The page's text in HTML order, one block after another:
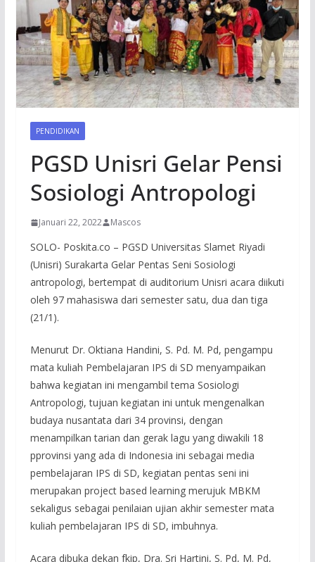
PENDIDIKAN
PGSD Unisri Gelar Pensi
Sosiologi Antropologi
Januari 22, 2022 Mascos
SOLO- Poskita.co – PGSD Universitas Slamet Riyadi
(Unisri) Surakarta Gelar Pentas Seni Sosiologi
antropologi, bertempat di auditorium Unisri acara diikuti
oleh 97 mahasiswa dari semester satu, dua dan tiga
(21/1).
Menurut Dr. Oktiana Handini, S. Pd. M. Pd, pengampu
mata kuliah Pembelajaran IPS di SD menyampaikan
bahwa kegiatan ini mengambil tema Sosiologi
Antropologi, tujuan kegiatan ini untuk mengenalkan
budaya nusantata dari 34 provinsi, dengan
menampilkan tarian dan gerak lagu yang diwakili 18
pprovinsi yang ada di Indonesia ini sebagai media
pembelajaran IPS di SD, kegiatan pentas seni ini
merupakan project based learning merujuk MBKM
sekaligus sebagai penilaian ujian akhir semester mata
kuliah pembelajaran IPS di SD, imbuhnya.
Acara dibuka dekan fkip, Dra. Sri Hartini, S. Pd, M. Pd,